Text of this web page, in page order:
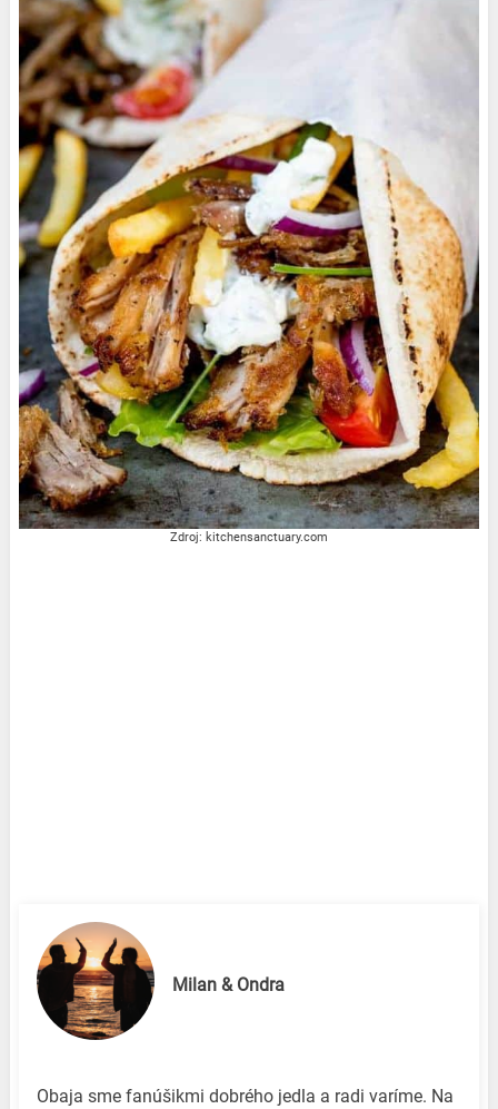
Zdroj: kitchensanctuary.com
Milan & Ondra
Obaja sme fanúšikmi dobrého jedla a radi varíme. Na